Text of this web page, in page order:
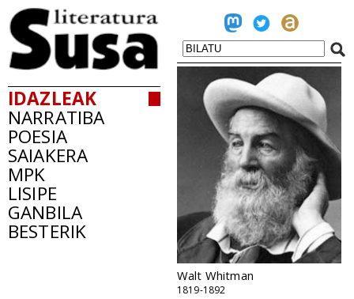
IDAZLEAK
NARRATIBA
POESIA
SAIAKERA
MPK
LISIPE
GANBILA
BESTERIK
Walt Whitman
1819-1892